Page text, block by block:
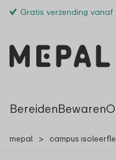
Gratis verzending
BereidenBewaren
mepal > campus